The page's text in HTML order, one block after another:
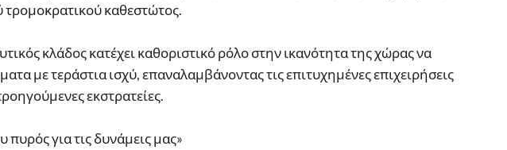
τρομοκρατικού καθεστώτος.
κλάδος κατέχει καθοριστικό ρόλο στην ικανότητα της χώρας να
με τεράστια ισχύ, επαναλαμβάνοντας τις επιτυχημένες επιχειρήσεις
εκστρατείες.
για τις δυνάμεις μας»